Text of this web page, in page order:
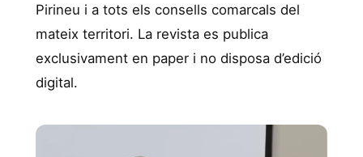
Pirineu i a tots els consells comarcals del
mateix territori. La revista es publica
exclusivament en paper i no disposa d’edició
digital.